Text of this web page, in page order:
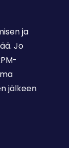
ja
Jo
jälkeen